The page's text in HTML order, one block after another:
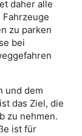
daher alle
zu parken
bei
und dem
das Ziel, die
zu nehmen.
ist für